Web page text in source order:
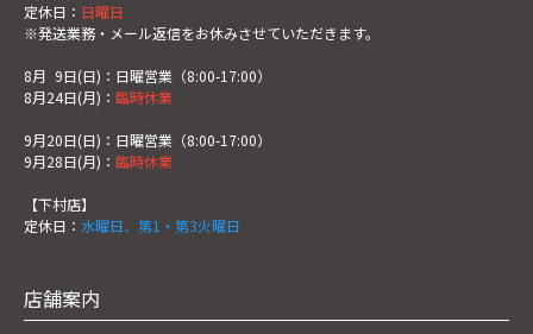
定休日： 日曜日
※発送業務・メール返信をお休みさせていただきます。
8月 9日(日)：日曜営業（8:00-17:00）
8月24日(月)： 臨時休業
9月20日(日)：日曜営業（8:00-17:00）
9月28日(月)： 臨時休業
【下村店】
定休日： 水曜日、第1・第3火曜日
店舗案内